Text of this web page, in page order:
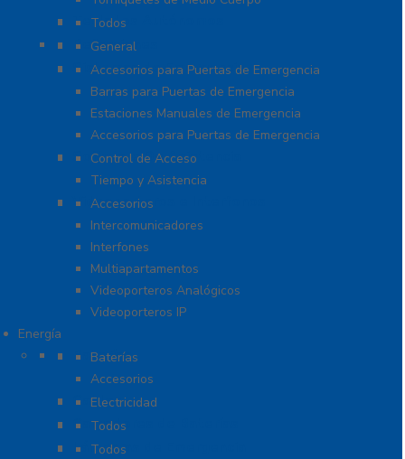
Teclados Autónomos
Todos
Refacciones
General
Sistemas de Emergencia
Accesorios para Puertas de Emergencia
Barras para Puertas de Emergencia
Estaciones Manuales de Emergencia
Accesorios para Puertas de Emergencia
Software De Asistencia
Control de Acceso
Tiempo y Asistencia
Videoporteros e Interfonos
Accesorios
Intercomunicadores
Interfones
Multiapartamentos
Videoporteros Analógicos
Videoporteros IP
Energía
Baterías
Baterías
Accesorios
Cables
Electricidad
Cargadores de Baterías
Todos
Lámparas de Emergencia
Todos